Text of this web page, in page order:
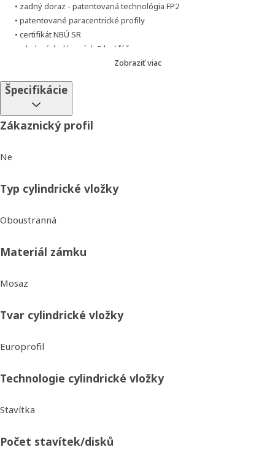
• zadný doraz - patentovaná technológia FP2
• patentované paracentrické profily
• certifikát NBÚ SR
• v balení dodávaných 5 ks kľúčov
• identifikačná bezpečnostná karta
Zobraziť viac
Špecifikácie
Zákaznický profil
Ne
Typ cylindrické vložky
Oboustranná
Materiál zámku
Mosaz
Tvar cylindrické vložky
Europrofil
Technologie cylindrické vložky
Stavítka
Počet stavítek/disků